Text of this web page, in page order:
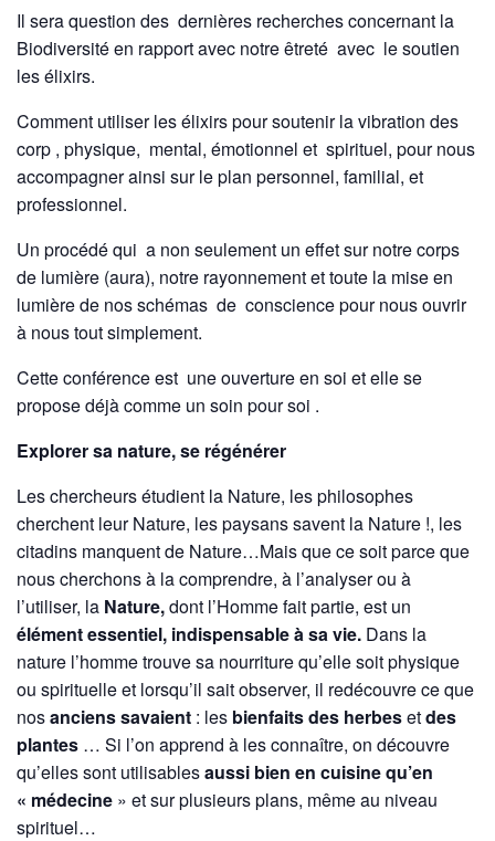
Il sera question des dernières recherches concernant la
Biodiversité en rapport avec notre êtreté avec le soutien
les élixirs.
Comment utiliser les élixirs pour soutenir la vibration des
corp , physique, mental, émotionnel et spirituel, pour nous
accompagner ainsi sur le plan personnel, familial, et
professionnel.
Un procédé qui a non seulement un effet sur notre corps
de lumière (aura), notre rayonnement et toute la mise en
lumière de nos schémas de conscience pour nous ouvrir
à nous tout simplement.
Cette conférence est une ouverture en soi et elle se
propose déjà comme un soin pour soi .
Explorer sa nature, se régénérer
Les chercheurs étudient la Nature, les philosophes
cherchent leur Nature, les paysans savent la Nature !, les
citadins manquent de Nature…Mais que ce soit parce que
nous cherchons à la comprendre, à l’analyser ou à
l’utiliser, la Nature,dont l’Homme fait partie, est un
élément essentiel, indispensable à sa vie. Dans la
nature l’homme trouve sa nourriture qu’elle soit physique
ou spirituelle et lorsqu’il sait observer, il redécouvre ce que
nosanciens savaient : les bienfaits des herbesetdes
plantes … Si l’on apprend à les connaître, on découvre
qu’elles sont utilisablesaussi bien en cuisine qu’en
« médecine » et sur plusieurs plans, même au niveau
spirituel…